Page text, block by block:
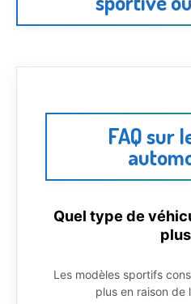
FAQ sur
Quel type de
Les modèles sportifs
plus en raison de